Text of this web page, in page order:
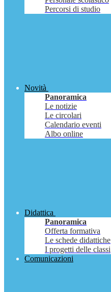
Percorsi di studio
Novità
Panoramica
Le notizie
Le circolari
Calendario eventi
Albo online
Didattica
Panoramica
Offerta formativa
Le schede didattiche
I progetti delle classi
Comunicazioni